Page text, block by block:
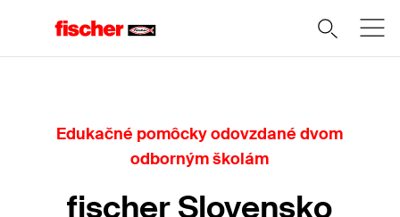
Edukačné pomôcky odovzdané dvom
odborným školám
fischer Slovensko